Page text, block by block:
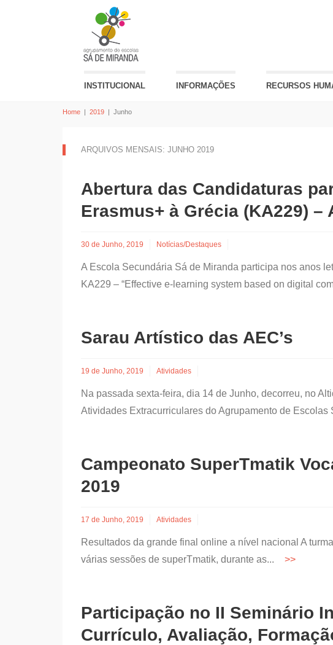
INSTITUCIONAL INFORMAÇÕES RECURSOS
Home | 2019 | Junho
ARQUIVOS MENSAIS: JUNHO 2019
Abertura das Candidaturas
Erasmus+ à Grécia (KA229) –
30 de Junho, 2019 Notícias/Destaques
A Escola Secundária Sá de Miranda participa nos anos
KA229 – “Effective e-learning system based on digital
Sarau Artístico das AEC’s
19 de Junho, 2019 Atividades
Na passada sexta-feira, dia 14 de Junho, decorreu, no
Atividades Extracurriculares do Agrupamento de Escolas
Campeonato SuperTmatik
2019
17 de Junho, 2019 Atividades
Resultados da grande final online a nível nacional A
várias sessões de superTmatik, durante as...
Participação no II Seminário
Currículo, Avaliação,